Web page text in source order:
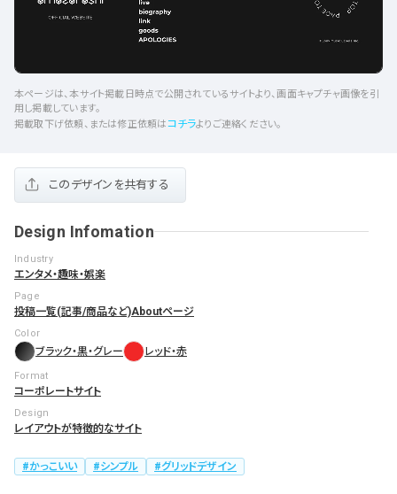
本ページは、本サイト掲載日時点で公開されているサイトより、画面キャプチャ画像を引
用し掲載しています。
掲載取下げ依頼、または修正依頼はコチラよりご連絡ください。
このデザインを共有する
Design Infomation
Industry
エンタメ・趣味・娯楽
Page
投稿一覧(記事/商品など)Aboutページ
Color
ブラック・黒・グレー レッド・赤
Format
コーポレートサイト
Design
レイアウトが特徴的なサイト
かっこいい シンプル グリッドデザイン